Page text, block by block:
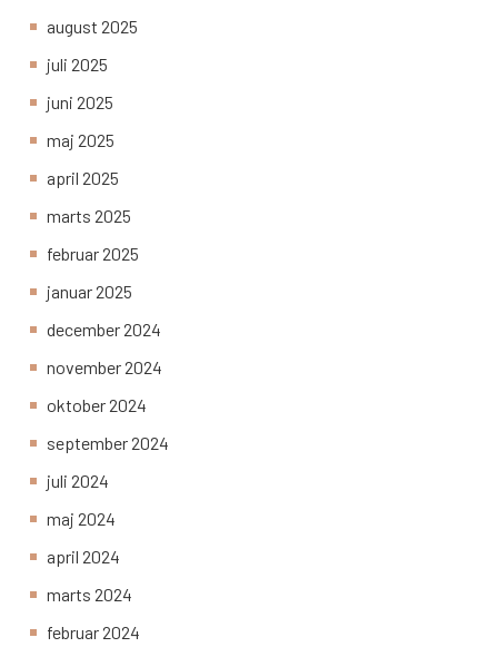
august 2025
juli 2025
juni 2025
maj 2025
april 2025
marts 2025
februar 2025
januar 2025
december 2024
november 2024
oktober 2024
september 2024
juli 2024
maj 2024
april 2024
marts 2024
februar 2024